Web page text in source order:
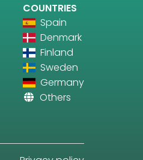
COUNTRIES
Spain
Denmark
Finland
Sweden
Germany
Others